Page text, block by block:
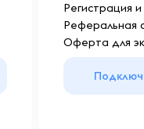
Регистрация
Реферальная
Оферта для